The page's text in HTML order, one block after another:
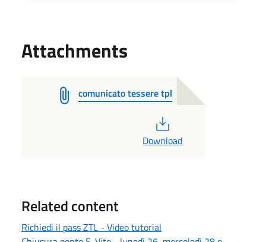
Attachments
comunicato tessere tpl
Download
Related content
Richiedi il pass ZTL - Video tutorial